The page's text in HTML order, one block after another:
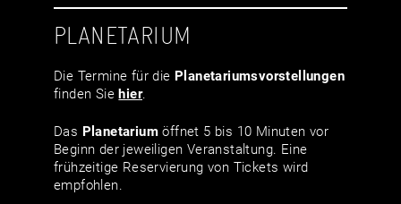
PLANETARIUM
Die Termine für die Planetariumsvor­stellungen
finden Siehier.
Das Planetarium öffnet 5 bis 10 Minuten vor
Beginn der jeweiligen Veranstaltung. Eine
frühzeitige Reservierung von Tickets wird
empfohlen.